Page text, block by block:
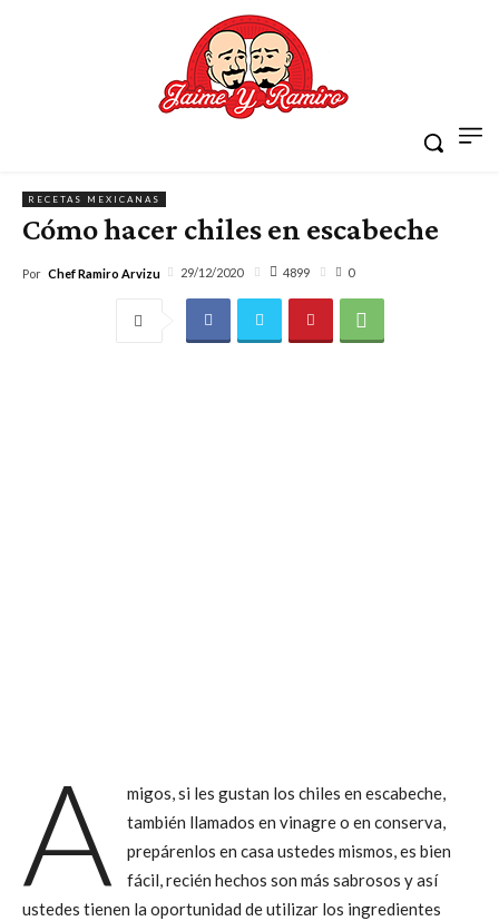
RECETAS MEXICANAS
Cómo hacer chiles en escabeche
Por Chef Ramiro Arvizu 29/12/2020 4899 0
A
migos, si les gustan los chiles en escabeche,
también llamados en vinagre o en conserva,
prepárenlos en casa ustedes mismos, es bien
fácil, recién hechos son más sabrosos y así
ustedes tienen la oportunidad de utilizar los ingredientes